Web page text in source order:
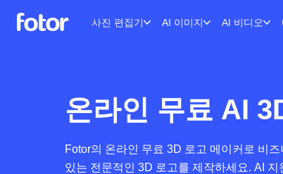
사진 편집기 AI 이미지 AI 비디오
온라인 무료 AI
Fotor의 온라인 무료 3D 로고 메이커로 비
있는 전문적인 3D 로고를 제작하세요. AI